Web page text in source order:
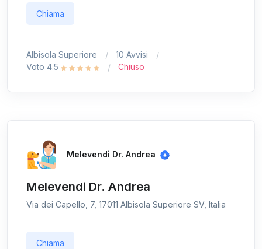
Chiama
Albisola Superiore
10 Avvisi
Voto 4.5
Chiuso
Melevendi Dr. Andrea
Melevendi Dr. Andrea
Via dei Capello, 7, 17011 Albisola Superiore SV, Italia
Chiama